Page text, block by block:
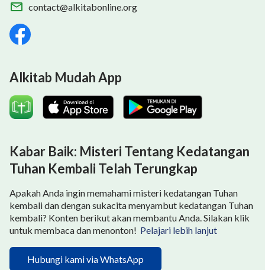
contact@alkitabonline.org
Alkitab Mudah App
Kabar Baik: Misteri Tentang Kedatangan
Tuhan Kembali Telah Terungkap
Apakah Anda ingin memahami misteri kedatangan Tuhan
kembali dan dengan sukacita menyambut kedatangan Tuhan
kembali? Konten berikut akan membantu Anda. Silakan klik
untuk membaca dan menonton! Pelajari lebih lanjut
Hubungi kami via WhatsApp